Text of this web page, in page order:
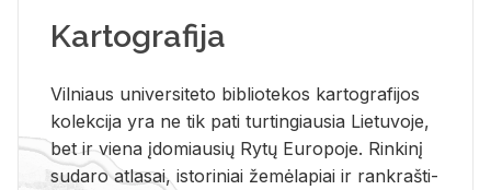
Kartografija
Vil­niaus uni­ver­si­te­to bi­b­lio­te­kos kar­to­gra­fi­jos
ko­lek­ci­ja yra ne tik pati tur­tin­giau­sia Lie­tu­vo­je,
bet ir vie­na įdo­miau­sių Rytų Eu­ro­po­je. Rin­ki­nį
su­da­ro at­la­sai, is­to­ri­niai že­mė­la­piai ir rank­raš­ti­